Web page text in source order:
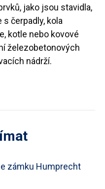
jako jsou stavidla,
čerpadly, kola
kotle nebo kovové
železobetonových
nádrží.
zámku Humprecht